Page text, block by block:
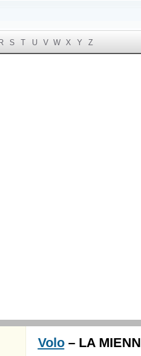
R S T U V W X Y Z
Volo– LA